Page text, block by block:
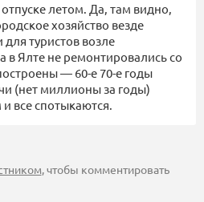
летом. Да, там видно,
хозяйство везде
туристов возле
в Ялте не ремонтировались со
— 60-е 70-е годы
(нет миллионы за годы)
все спотыкаются.
, чтобы комментировать